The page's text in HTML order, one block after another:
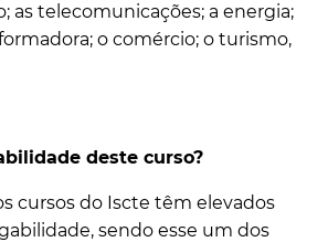
as telecomunicações; a energia;
o comércio; o turismo,
deste curso?
cursos do Iscte têm elevados
sendo esse um dos